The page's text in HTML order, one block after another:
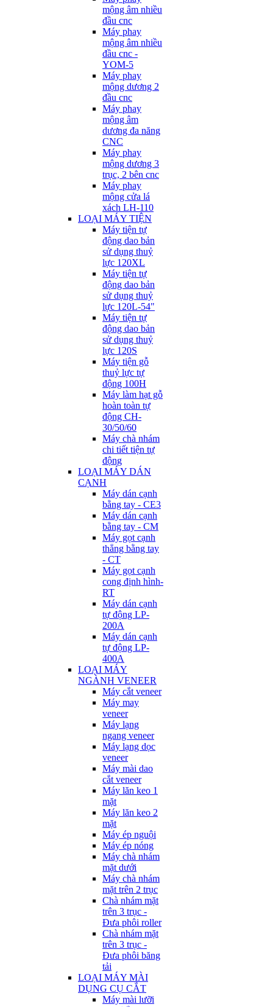
mộng âm nhiều
đầu cnc
Máy phay
mộng âm nhiều
đầu cnc -
YOM-5
Máy phay
mộng dương 2
đầu cnc
Máy phay
mộng âm
dương đa năng
CNC
Máy phay
mộng dương 3
trục, 2 bên cnc
Máy phay
mộng cửa lá
xách LH-110
LOẠI MÁY TIỆN
Máy tiện tự
động dao bản
sử dụng thuỷ
lực 120XL
Máy tiện tự
động dao bản
sử dụng thuỷ
lực 120L-54"
Máy tiện tự
động dao bản
sử dụng thuỷ
lực 120S
Máy tiện gỗ
thuỷ lực tự
động 100H
Máy làm hạt gỗ
hoàn toàn tự
động CH-
30/50/60
Máy chà nhám
chi tiết tiện tự
động
LOẠI MÁY DÁN
CẠNH
Máy dán cạnh
bằng tay - CE3
Máy dán cạnh
bằng tay - CM
Máy gọt cạnh
thẳng bằng tay
- CT
Máy gọt cạnh
cong định hình-
RT
Máy dán cạnh
tự động LP-
200A
Máy dán cạnh
tự động LP-
400A
LOẠI MÁY
NGÀNH VENEER
Máy cắt veneer
Máy may
veneer
Máy lạng
ngang veneer
Máy lạng dọc
veneer
Máy mài dao
cắt veneer
Máy lăn keo 1
mặt
Máy lăn keo 2
mặt
Máy ép nguội
Máy ép nóng
Máy chà nhám
mặt dưới
Máy chà nhám
mặt trên 2 trục
Chà nhám mặt
trên 3 trục -
Đưa phôi roller
Chà nhám mặt
trên 3 trục -
Đưa phôi băng
tải
LOẠI MÁY MÀI
DỤNG CỤ CẮT
Máy mài lưỡi